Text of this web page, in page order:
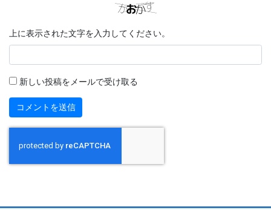
上に表示された文字を入力してください。
新しい投稿をメールで受け取る